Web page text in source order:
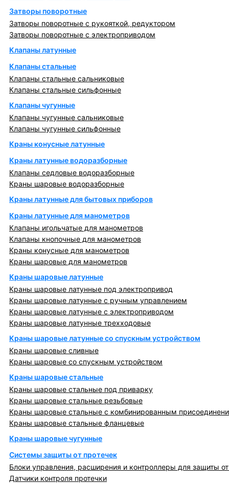
Затворы поворотные
Затворы поворотные с рукояткой, редуктором
Затворы поворотные с электроприводом
Клапаны латунные
Клапаны стальные
Клапаны стальные сальниковые
Клапаны стальные сильфонные
Клапаны чугунные
Клапаны чугунные сальниковые
Клапаны чугунные сильфонные
Краны конусные латунные
Краны латунные водоразборные
Клапаны седловые водоразборные
Краны шаровые водоразборные
Краны латунные для бытовых приборов
Краны латунные для манометров
Клапаны игольчатые для манометров
Клапаны кнопочные для манометров
Краны конусные для манометров
Краны шаровые для манометров
Краны шаровые латунные
Краны шаровые латунные под электропривод
Краны шаровые латунные с ручным управлением
Краны шаровые латунные с электроприводом
Краны шаровые латунные трехходовые
Краны шаровые латунные со спускным устройством
Краны шаровые сливные
Краны шаровые со спускным устройством
Краны шаровые стальные
Краны шаровые стальные под приварку
Краны шаровые стальные резьбовые
Краны шаровые стальные с комбинированным
Краны шаровые стальные фланцевые
Краны шаровые чугунные
Системы защиты от протечек
Блоки управления, расширения и контроллеры для защиты
Датчики контроля протечки